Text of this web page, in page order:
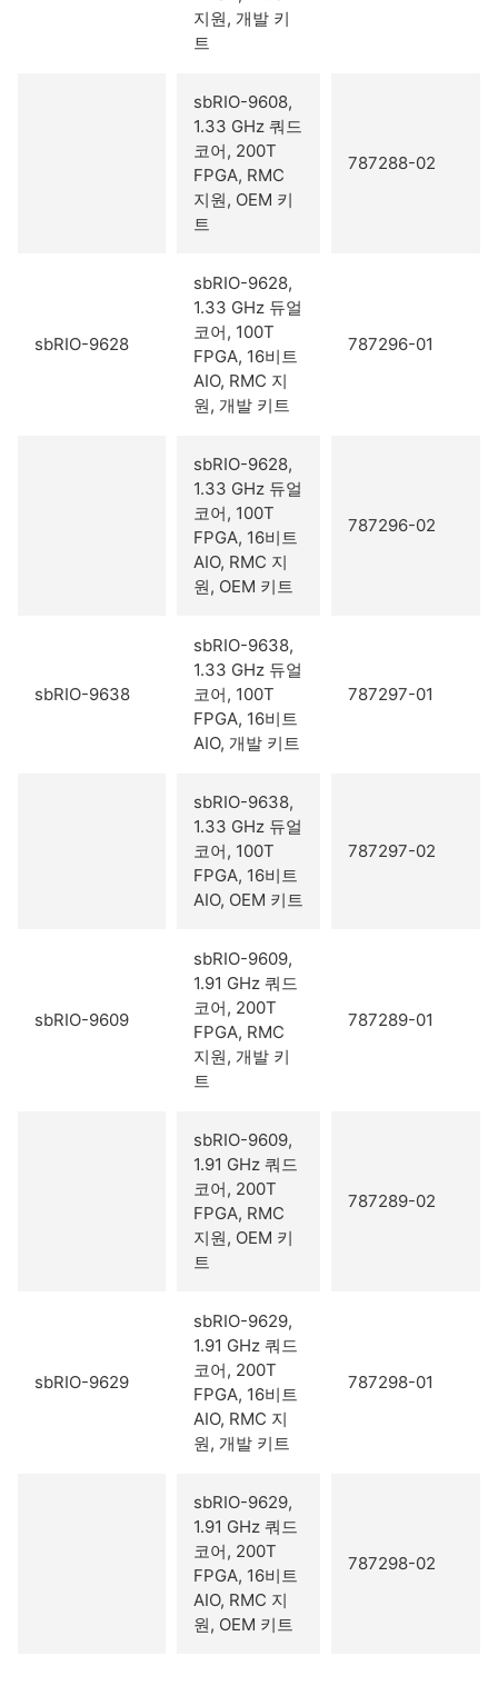
지원, 개발 키
트
sbRIO-9608,
1.33 GHz 쿼드
코어, 200T
FPGA, RMC
지원, OEM 키
트
787288-02
sbRIO-9628
sbRIO-9628,
1.33 GHz 듀얼
코어, 100T
FPGA, 16비트
AIO, RMC 지
원, 개발 키트
787296-01
sbRIO-9628,
1.33 GHz 듀얼
코어, 100T
FPGA, 16비트
AIO, RMC 지
원, OEM 키트
787296-02
sbRIO-9638
sbRIO-9638,
1.33 GHz 듀얼
코어, 100T
FPGA, 16비트
AIO, 개발 키트
787297-01
sbRIO-9638,
1.33 GHz 듀얼
코어, 100T
FPGA, 16비트
AIO, OEM 키트
787297-02
sbRIO-9609
sbRIO-9609,
1.91 GHz 쿼드
코어, 200T
FPGA, RMC
지원, 개발 키
트
787289-01
sbRIO-9609,
1.91 GHz 쿼드
코어, 200T
FPGA, RMC
지원, OEM 키
트
787289-02
sbRIO-9629
sbRIO-9629,
1.91 GHz 쿼드
코어, 200T
FPGA, 16비트
AIO, RMC 지
원, 개발 키트
787298-01
sbRIO-9629,
1.91 GHz 쿼드
코어, 200T
FPGA, 16비트
AIO, RMC 지
원, OEM 키트
787298-02